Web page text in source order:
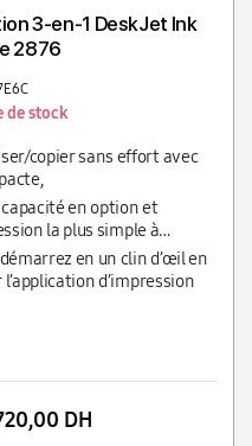
3-en-1 DeskJet Ink
2876
de stock
copier sans effort avec
en option et
la plus simple à
en un clin d’œil en
d’impression
DH